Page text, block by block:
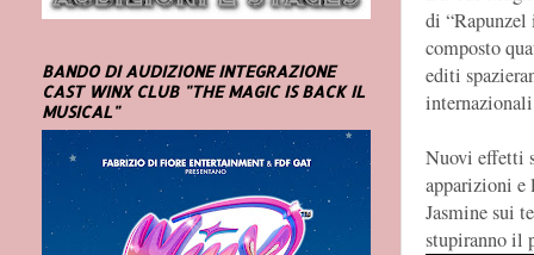
di
composto
editi
Nuovi effetti
apparizioni
Jasmine sui
stupiranno il
BANDO DI AUDIZIONE INTEGRAZIONE
CAST WINX CLUB "THE MAGIC IS BACK IL
MUSICAL"